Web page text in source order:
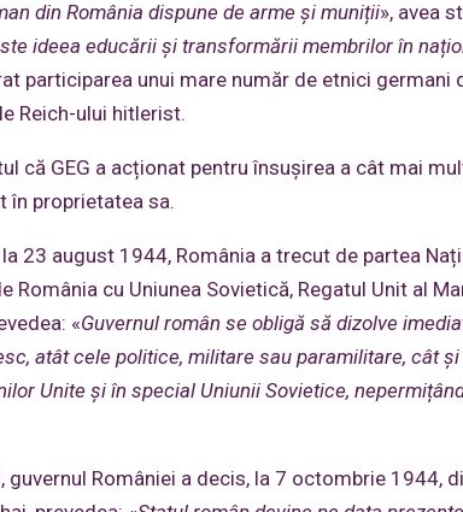
din România dispune de arme și muniții», avea
ideea educării și transformării membrilor în
participarea unui mare număr de etnici germani
Reich-ului hitlerist.
că GEG a acționat pentru însușirea a cât mai
în proprietatea sa.
23 august 1944, România a trecut de partea
România cu Uniunea Sovietică, Regatul Unit al
«Guvernul român se obligă să dizolve
atât cele politice, militare sau paramilitare, cât
Unite și în special Uniunii Sovietice,
României a decis, la 7 octombrie 1944,